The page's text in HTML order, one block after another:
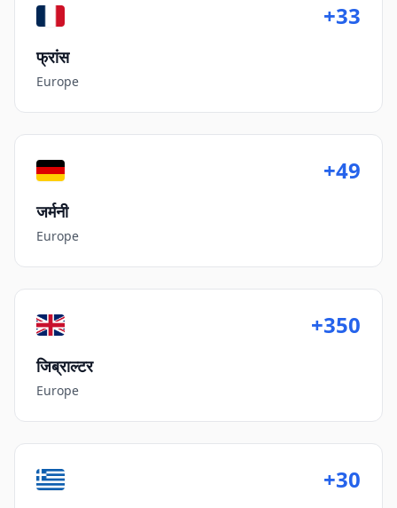
+33
फ्रांस
Europe
+49
जर्मनी
Europe
+350
जिब्राल्टर
Europe
+30